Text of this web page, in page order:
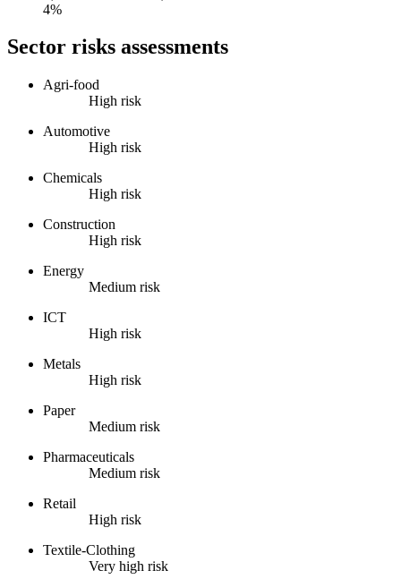
4%
Sector risks assessments
Agri-food
High risk
Automotive
High risk
Chemicals
High risk
Construction
High risk
Energy
Medium risk
ICT
High risk
Metals
High risk
Paper
Medium risk
Pharmaceuticals
Medium risk
Retail
High risk
Textile-Clothing
Very high risk